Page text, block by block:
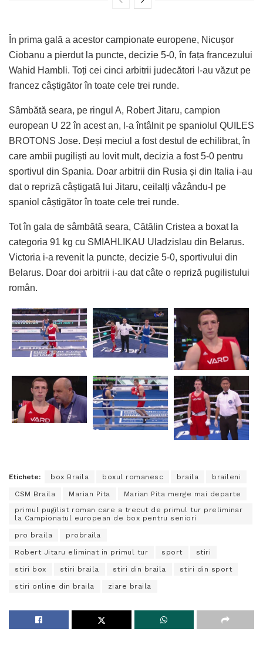
În prima gală a acestor campionate europene, Nicușor
Ciobanu a pierdut la puncte, decizie 5-0, în fața francezului
Wahid Hambli. Toți cei cinci arbitrii judecători l-au văzut pe
francez câștigător în toate cele trei runde.
Sâmbătă seara, pe ringul A, Robert Jitaru, campion
european U 22 în acest an, l-a întâlnit pe spaniolul QUILES
BROTONS Jose. Deși meciul a fost destul de echilibrat, în
care ambii pugiliști au lovit mult, decizia a fost 5-0 pentru
sportivul din Spania. Doar arbitrii din Rusia și din Italia i-au
dat o repriză câștigată lui Jitaru, ceilalți vâzându-l pe
spaniol câștigător în toate cele trei runde.
Tot în gala de sâmbătă seara, Cătălin Cristea a boxat la
categoria 91 kg cu SMIAHLIKAU Uladzislau din Belarus.
Victoria i-a revenit la puncte, decizie 5-0, sportivului din
Belarus. Doar doi arbitrii i-au dat câte o repriză pugilistului
român.
Etichete: box Braila boxul romanesc braila braileni
CSM Braila Marian Pita
Marian Pita merge mai departe
primul pugilist roman care a trecut de primul tur preliminar
la Campionatul european de box pentru seniori
pro braila probraila
Robert Jitaru eliminat in primul tur sport stiri
stiri box stiri braila stiri din braila stiri din sport
stiri online din braila ziare braila